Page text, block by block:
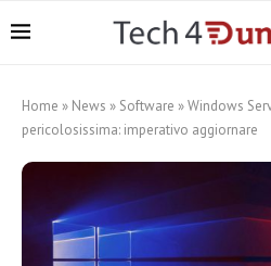
Home » News » Software »Windows
pericolosissima: imperativo aggiornare